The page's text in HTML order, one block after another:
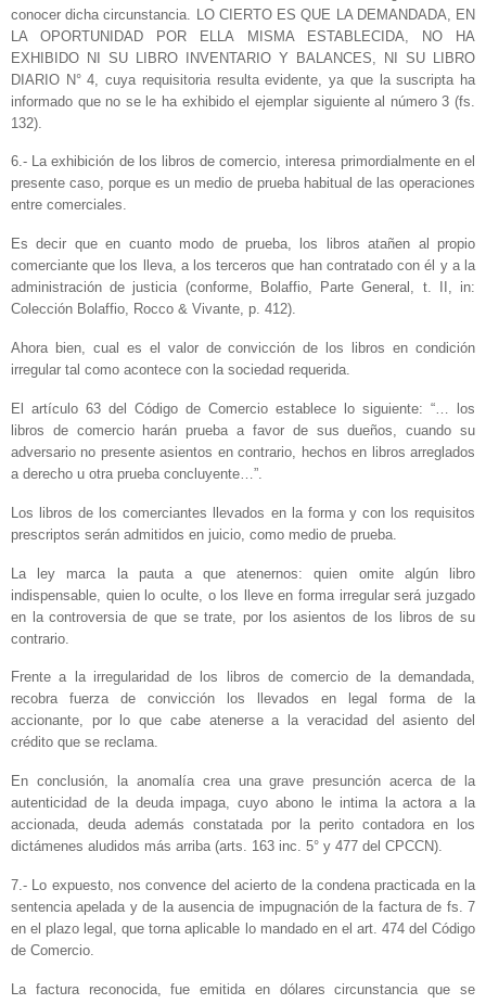
conocer dicha circunstancia. LO CIERTO ES QUE LA DEMANDADA, EN
LA OPORTUNIDAD POR ELLA MISMA ESTABLECIDA, NO HA
EXHIBIDO NI SU LIBRO INVENTARIO Y BALANCES, NI SU LIBRO
DIARIO N° 4, cuya requisitoria resulta evidente, ya que la suscripta ha
informado que no se le ha exhibido el ejemplar siguiente al número 3 (fs.
132).
6.- La exhibición de los libros de comercio, interesa primordialmente en el
presente caso, porque es un medio de prueba habitual de las operaciones
entre comerciales.
Es decir que en cuanto modo de prueba, los libros atañen al propio
comerciante que los lleva, a los terceros que han contratado con él y a la
administración de justicia (conforme, Bolaffio, Parte General, t. II, in:
Colección Bolaffio, Rocco & Vivante, p. 412).
Ahora bien, cual es el valor de convicción de los libros en condición
irregular tal como acontece con la sociedad requerida.
El artículo 63 del Código de Comercio establece lo siguiente: “… los
libros de comercio harán prueba a favor de sus dueños, cuando su
adversario no presente asientos en contrario, hechos en libros arreglados
a derecho u otra prueba concluyente…”.
Los libros de los comerciantes llevados en la forma y con los requisitos
prescriptos serán admitidos en juicio, como medio de prueba.
La ley marca la pauta a que atenernos: quien omite algún libro
indispensable, quien lo oculte, o los lleve en forma irregular será juzgado
en la controversia de que se trate, por los asientos de los libros de su
contrario.
Frente a la irregularidad de los libros de comercio de la demandada,
recobra fuerza de convicción los llevados en legal forma de la
accionante, por lo que cabe atenerse a la veracidad del asiento del
crédito que se reclama.
En conclusión, la anomalía crea una grave presunción acerca de la
autenticidad de la deuda impaga, cuyo abono le intima la actora a la
accionada, deuda además constatada por la perito contadora en los
dictámenes aludidos más arriba (arts. 163 inc. 5° y 477 del CPCCN).
7.- Lo expuesto, nos convence del acierto de la condena practicada en la
sentencia apelada y de la ausencia de impugnación de la factura de fs. 7
en el plazo legal, que torna aplicable lo mandado en el art. 474 del Código
de Comercio.
La factura reconocida, fue emitida en dólares circunstancia que se